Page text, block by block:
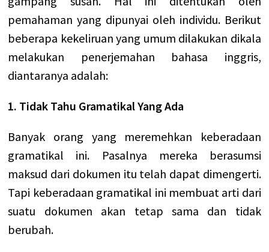
pemahaman yang dipunyai oleh individu. Berikut
beberapa kekeliruan yang umum dilakukan dikala
melakukan penerjemahan bahasa inggris,
diantaranya adalah:
1. Tidak Tahu Gramatikal Yang Ada
Banyak orang yang meremehkan keberadaan
gramatikal ini. Pasalnya mereka berasumsi
maksud dari dokumen itu telah dapat dimengerti.
Tapi keberadaan gramatikal ini membuat arti dari
suatu dokumen akan tetap sama dan tidak
berubah.